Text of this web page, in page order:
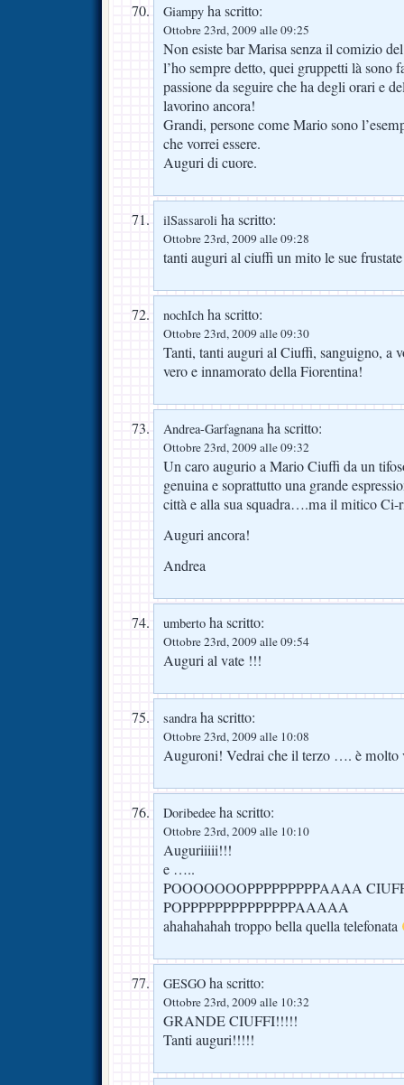
Giampy ha scritto:
Ottobre 23rd, 2009 alle 09:25
Non esiste bar Marisa senza il comizio
l’ho sempre detto, quei gruppetti là sono
passione da seguire che ha degli orari e
lavorino ancora!
Grandi, persone come Mario sono
che vorrei essere.
Auguri di cuore.
ilSassaroli ha scritto:
Ottobre 23rd, 2009 alle 09:28
tanti auguri al ciuffi un mito le sue frustate
nochIch ha scritto:
Ottobre 23rd, 2009 alle 09:30
Tanti, tanti auguri al Ciuffi, sanguigno, a
vero e innamorato della Fiorentina!
Andrea-Garfagnanaha scritto:
Ottobre 23rd, 2009 alle 09:32
Un caro augurio a Mario Ciuffi da un
genuina e soprattutto una grande
città e alla sua squadra….ma il mitico Ci-
Auguri ancora!
Andrea
umberto ha scritto:
Ottobre 23rd, 2009 alle 09:54
Auguri al vate !!!
sandraha scritto:
Ottobre 23rd, 2009 alle 10:08
Auguroni! Vedrai che il terzo …. è molto
Doribedee ha scritto:
Ottobre 23rd, 2009 alle 10:10
Auguriiiii!!!
e …..
POOOOOOOPPPPPPPPPAAAA
POPPPPPPPPPPPPPPAAAAA
ahahahahah troppo bella quella telefonata
GESGO ha scritto:
Ottobre 23rd, 2009 alle 10:32
GRANDE CIUFFI!!!!!
Tanti auguri!!!!!